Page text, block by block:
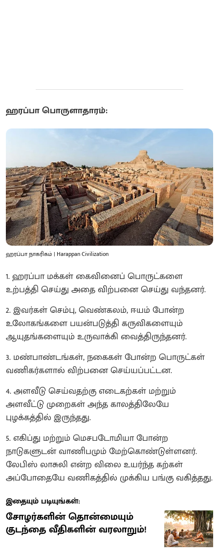
ஹரப்பா பொருளாதாரம்:
ஹரப்பா நாகரிகம் | Harappan Civilization
1. ஹரப்பா மக்கள் கைவினைப் பொருட்களை
உற்பத்தி செய்து அதை விற்பனை செய்து வந்தனர்.
2. இவர்கள் செம்பு, வெண்கலம், ஈயம் போன்ற
உலோகங்களை பயன்படுத்தி கருவிகளையும்
ஆயுதங்களையும் உருவாக்கி வைத்திருந்தனர்.
3. மண்பாண்டங்கள், நகைகள் போன்ற பொருட்கள்
வணிகர்களால் விற்பனை செய்யப்பட்டன.
4. அளவீடு செய்வதற்கு எடைகற்கள் மற்றும்
அளவீட்டு முறைகள் அந்த காலத்திலேயே
புழக்கத்தில் இருந்தது.
5. ​எகிப்து மற்றும் மெசபடோமியா போன்ற
நாடுகளுடன் வாணிபமும் மேற்கொண்டுள்ளனர்.
லேபிஸ் லாசுலி என்ற விலை உயர்ந்த கற்கள்
அப்போதையே வணிகத்தில் முக்கிய பங்கு வகித்தது.
இதையும் படியுங்கள்:
சோழர்களின் தொன்மையும்
குடந்தை வீதிகளின் வரலாறும்!